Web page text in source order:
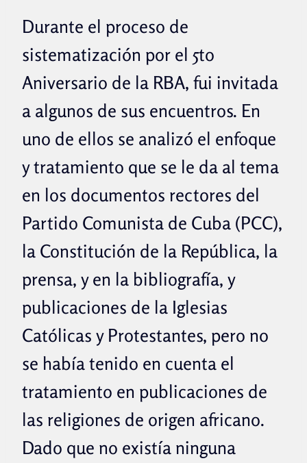
Durante el proceso de
sistematización por el 5to
Aniversario de la RBA, fui invitada
a algunos de sus encuentros. En
uno de ellos se analizó el enfoque
y tratamiento que se le da al tema
en los documentos rectores del
Partido Comunista de Cuba (PCC),
la Constitución de la República, la
prensa, y en la bibliografía, y
publicaciones de la Iglesias
Católicas y Protestantes, pero no
se había tenido en cuenta el
tratamiento en publicaciones de
las religiones de origen africano.
Dado que no existía ninguna